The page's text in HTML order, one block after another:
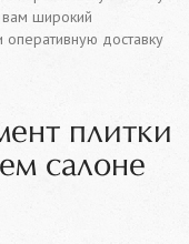
широкий
доставку
плитки
салоне